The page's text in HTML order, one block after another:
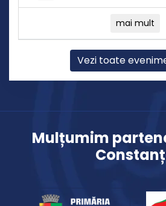
mai mult
Vezi toate
Mulțumim